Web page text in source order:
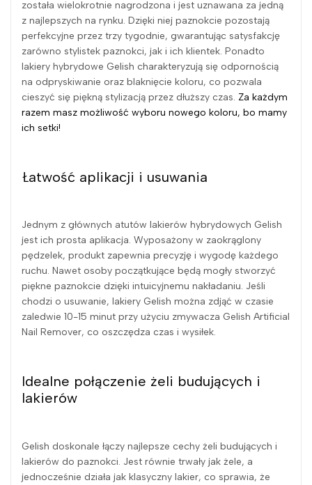
została wielokrotnie nagrodzona i jest uznawana za jedną
z najlepszych na rynku. Dzięki niej paznokcie pozostają
perfekcyjne przez trzy tygodnie, gwarantując satysfakcję
zarówno stylistek paznokci, jak i ich klientek. Ponadto
lakiery hybrydowe Gelish charakteryzują się odpornością
na odpryskiwanie oraz blaknięcie koloru, co pozwala
cieszyć się piękną stylizacją przez dłuższy czas. Za każdym
razem masz możliwość wyboru nowego koloru, bo mamy
ich setki!
Łatwość aplikacji i usuwania
Jednym z głównych atutów lakierów hybrydowych Gelish
jest ich prosta aplikacja. Wyposażony w zaokrąglony
pędzelek, produkt zapewnia precyzję i wygodę każdego
ruchu. Nawet osoby początkujące będą mogły stworzyć
piękne paznokcie dzięki intuicyjnemu nakładaniu. Jeśli
chodzi o usuwanie, lakiery Gelish można zdjąć w czasie
zaledwie 10-15 minut przy użyciu zmywacza Gelish Artificial
Nail Remover, co oszczędza czas i wysiłek.
Idealne połączenie żeli budujących i
lakierów
Gelish doskonale łączy najlepsze cechy żeli budujących i
lakierów do paznokci. Jest równie trwały jak żele, a
jednocześnie działa jak klasyczny lakier, co sprawia, że